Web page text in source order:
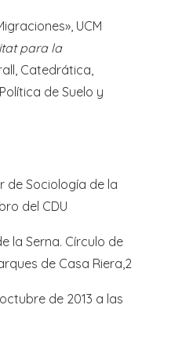
UCM
para la
, Catedrática
de Suelo y
de Sociología de la
del CDU
la Serna. Círculo de
de Casa Riera,2
de 2013 a las